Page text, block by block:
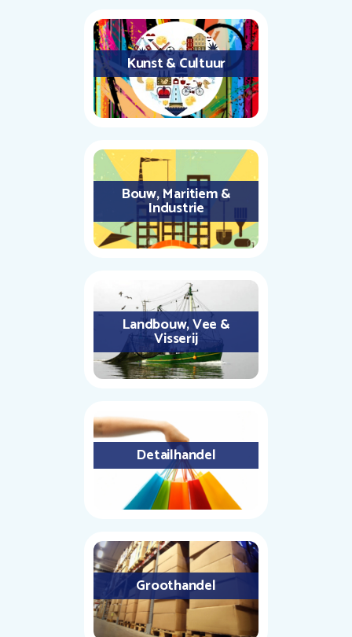
Kunst & Cultuur
Bouw, Maritiem &
Industrie
Landbouw, Vee &
Visserij
Detailhandel
Groothandel